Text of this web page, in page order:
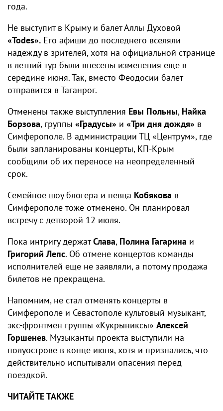
года.
Не выступит в Крыму и балет Аллы Духовой
«Todes». Его афиши до последнего вселяли
надежду в зрителей, хотя на официальной странице
в летний тур были внесены изменения еще в
середине июня. Так, вместо Феодосии балет
отправится в Таганрог.
Отменены также выступления Евы Польны, Найка
Борзова, группы «Градусы» и «Три дня дождя» в
Симферополе. В администрации ТЦ «Центрум», где
были запланированы концерты, КП-Крым
сообщили об их переносе на неопределенный
срок.
Семейное шоу блогера и певца Кобякова в
Симферополе тоже отменено. Он планировал
встречу с детворой 12 июля.
Пока интригу держатСлава, Полина Гагарина и
Григорий Лепс. Об отмене концертов команды
исполнителей еще не заявляли, а потому продажа
билетов не прекращена.
Напомним, не стал отменять концерты в
Симферополе и Севастополе культовый музыкант,
экс-фронтмен группы «Кукрыниксы» Алексей
Горшенев. Музыканты проекта выступили на
полуострове в конце июня, хотя и признались, что
действительно испытывали опасения перед
поездкой.
ЧИТАЙТЕ ТАКЖЕ